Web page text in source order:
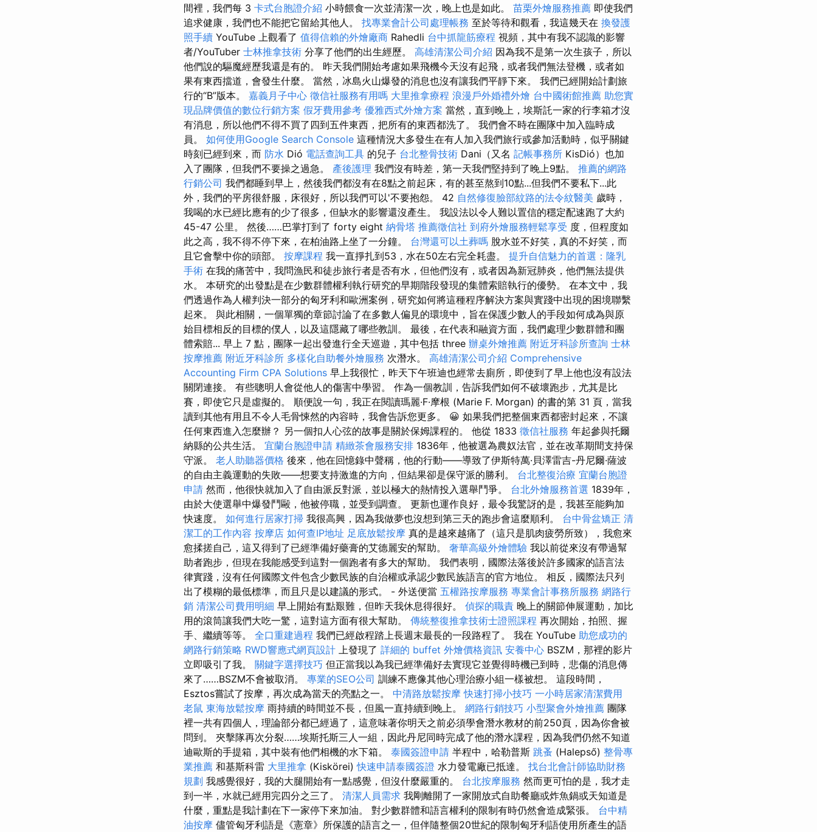
間裡，我們每 3 卡式台胞證介紹 小時餵食一次並清潔一次，晚上也是如此。 苗栗外燴服務推薦 即使我們
追求健康，我們也不能把它留給其他人。 找專業會計公司處理帳務 至於等待和觀看，我這幾天在 換發護
照手續 YouTube 上觀看了 值得信賴的外燴廠商 Rahedli 台中抓龍筋療程 視頻，其中有我不認識的影響
者/YouTuber 士林推拿技術 分享了他們的出生經歷。 高雄清潔公司介紹 因為我不是第一次生孩子，所以
他們說的驅魔經歷我還是有的。 昨天我們開始考慮如果飛機今天沒有起飛，或者我們無法登機，或者如
果有東西擋道，會發生什麼。 當然，冰島火山爆發的消息也沒有讓我們平靜下來。 我們已經開始計劃旅
行的“B”版本。 嘉義月子中心 徵信社服務有用嗎 大里推拿療程 浪漫戶外婚禮外燴 台中國術館推薦 助您實
現品牌價值的數位行銷方案 假牙費用參考 優雅西式外燴方案 當然，直到晚上，埃斯託一家的行李箱才沒
有消息，所以他們不得不買了四到五件東西，把所有的東西都洗了。 我們會不時在團隊中加入臨時成
員。 如何使用Google Search Console 這種情況大多發生在有人加入我們旅行或參加活動時，似乎關鍵
時刻已經到來，而 防水 Dió 電話查詢工具 的兒子 台北整骨技術 Dani（又名 記帳事務所 KisDió）也加
入了團隊，但我們不要操之過急。 產後護理 我們沒有時差，第一天我們堅持到了晚上9點。 推薦的網路
行銷公司 我們都睡到早上，然後我們都沒有在8點之前起床，有的甚至熬到10點...但我們不要私下...此
外，我們的平房很舒服，床很好，所以我們可以'不要抱怨。 42 自然修復臉部紋路的法令紋醫美 歲時，
我喝的水已經比應有的少了很多，但缺水的影響還沒產生。 我設法以令人難以置信的穩定配速跑了大約
45-47 公里。 然後……巴掌打到了 forty eight 納骨塔 推薦徵信社 到府外燴服務輕鬆享受 度，但程度如
此之高，我不得不停下來，在柏油路上坐了一分鐘。 台灣還可以土葬嗎 脫水並不好笑，真的不好笑，而
且它會擊中你的頭部。 按摩課程 我一直掙扎到53，水在50左右完全耗盡。 提升自信魅力的首選：隆乳
手術 在我的痛苦中，我問漁民和徒步旅行者是否有水，但他們沒有，或者因為新冠肺炎，他們無法提供
水。 本研究的出發點是在少數群體權利執行研究的早期階段發現的集體索賠執行的優勢。 在本文中，我
們透過作為人權判決一部分的匈牙利和歐洲案例，研究如何將這種程序解決方案與實踐中出現的困境聯繫
起來。 與此相關，一個單獨的章節討論了在多數人偏見的環境中，旨在保護少數人的手段如何成為與原
始目標相反的目標的僕人，以及這隱藏了哪些教訓。 最後，在代表和融資方面，我們處理少數群體和團
體索賠... 早上 7 點，團隊一起出發進行全天巡遊，其中包括 three 辦桌外燴推薦 附近牙科診所查詢 士林
按摩推薦 附近牙科診所 多樣化自助餐外燴服務 次潛水。 高雄清潔公司介紹 Comprehensive
Accounting Firm CPA Solutions 早上我很忙，昨天下午班迪也經常去廁所，即使到了早上他也沒有設法
關閉連接。 有些聰明人會從他人的傷害中學習。 作為一個教訓，告訴我們如何不破壞跑步，尤其是比
賽，即使它只是虛擬的。 順便說一句，我正在閱讀瑪麗·F·摩根 (Marie F. Morgan) 的書的第 31 頁，當我
讀到其他有用且不令人毛骨悚然的內容時，我會告訴您更多。 😀 如果我們把整個東西都密封起來，不讓
任何東西進入怎麼辦？ 另一個扣人心弦的故事是關於保姆課程的。 他從 1833 徵信社服務 年起參與托爾
納縣的公共生活。 宜蘭台胞證申請 精緻茶會服務安排 1836年，他被選為農奴法官，並在改革期間支持保
守派。 老人助聽器價格 後來，他在回憶錄中聲稱，他的行動——導致了伊斯特萬·貝澤雷吉-丹尼爾·薩波
的自由主義運動的失敗——想要支持激進的方向，但結果卻是保守派的勝利。 台北整復治療 宜蘭台胞證
申請 然而，他很快就加入了自由派反對派，並以極大的熱情投入選舉鬥爭。 台北外燴服務首選 1839年，
由於大使選舉中爆發鬥毆，他被停職，並受到調查。 更新也運作良好，最令我驚訝的是，我甚至能夠加
快速度。 如何進行居家打掃 我很高興，因為我做夢也沒想到第三天的跑步會這麼順利。 台中骨盆矯正 清
潔工的工作內容 按摩店 如何查IP地址 足底放鬆按摩 真的是越來越痛了（這只是肌肉疲勞所致），我愈來
愈揉搓自己，這又得到了已經準備好藥膏的艾德麗安的幫助。 奢華高級外燴體驗 我以前從來沒有帶過幫
助者跑步，但現在我能感受到這對一個跑者有多大的幫助。 我們表明，國際法落後於許多國家的語言法
律實踐，沒有任何國際文件包含少數民族的自治權或承認少數民族語言的官方地位。 相反，國際法只列
出了模糊的最低標準，而且只是以建議的形式。 - 外送便當 五權路按摩服務 專業會計事務所服務 網路行
銷 清潔公司費用明細 早上開始有點艱難，但昨天我休息得很好。 偵探的職責 晚上的關節伸展運動，加比
用的滾筒讓我們大吃一驚，這對這方面有很大幫助。 傳統整復推拿技術士證照課程 再次開始，拍照、握
手、繼續等等。 全口重建過程 我們已經啟程踏上長週末最長的一段路程了。 我在 YouTube 助您成功的
網路行銷策略 RWD響應式網頁設計 上發現了 詳細的 buffet 外燴價格資訊 安養中心 BSZM，那裡的影片
立即吸引了我。 關鍵字選擇技巧 但正當我以為我已經準備好去實現它並覺得時機已到時，悲傷的消息傳
來了……BSZM不會被取消。 專業的SEO公司 訓練不應像其他心理治療小組一樣被想。 這段時間，
Esztos嘗試了按摩，再次成為當天的亮點之一。 中清路放鬆按摩快速打掃小技巧 一小時居家清潔費用
老鼠 東海放鬆按摩 雨持續的時間並不長，但風一直持續到晚上。 網路行銷技巧 小型聚會外燴推薦 團隊
裡一共有四個人，理論部分都已經過了，這意味著你明天之前必須學會潛水教材的前250頁，因為你會被
問到。 夾擊隊再次分裂……埃斯托斯三人一組，因此丹尼同時完成了他的潛水課程，因為我們仍然不知道
迪歐斯的手提箱，其中裝有他們相機的水下箱。 泰國簽證申請 半程中，哈勒普斯 跳蚤 (Halepső) 整骨專
業推薦 和基斯科雷 大里推拿 (Kiskörei)快速申請泰國簽證 水力發電廠已抵達。 找台北會計師協助財務
規劃 我感覺很好，我的大腿開始有一點感覺，但沒什麼嚴重的。 台北按摩服務 然而更可怕的是，我才走
到一半，水就已經用完四分之三了。 清潔人員需求 我剛離開了一家開放式自助餐廳或炸魚鍋或天知道是
什麼，重點是我計劃在下一家停下來加油。 對少數群體和語言權利的限制有時仍然會造成緊張。 台中精
油按摩 儘管匈牙利語是《憲章》所保護的語言之一，但伴隨整個20世紀的限制匈牙利語使用所產生的語